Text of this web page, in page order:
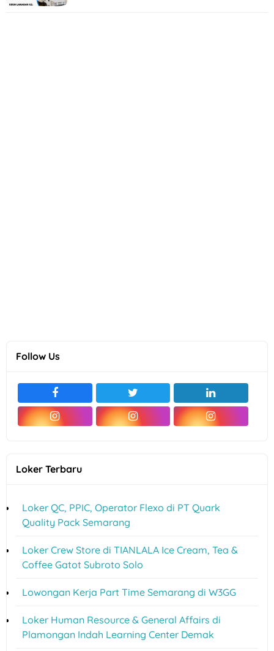
Follow Us
Loker Terbaru
Loker QC, PPIC, Operator Flexo di PT Quark
Quality Pack Semarang
Loker Crew Store di TIANLALA Ice Cream, Tea &
Coffee Gatot Subroto Solo
Lowongan Kerja Part Time Semarang di W3GG
Loker Human Resource & General Affairs di
Plamongan Indah Learning Center Demak